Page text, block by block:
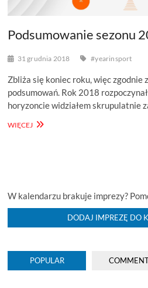
Podsumowanie sezonu
31 grudnia 2018 #yearinsport
Zbliża się koniec roku, więc zgodnie
podsumowań. Rok 2018
horyzoncie widziałem skrupulatnie
WIĘCEJPODSUMOWANIE
W kalendarzu brakuje imprezy?
DODAJ IMPREZĘ DO
POPULAR